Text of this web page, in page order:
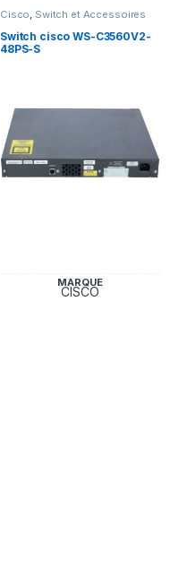
Cisco Switch et Accessoires
Cisco
Switch cisco WS-C3560V2-
48PS-S
MARQUE
CISCO